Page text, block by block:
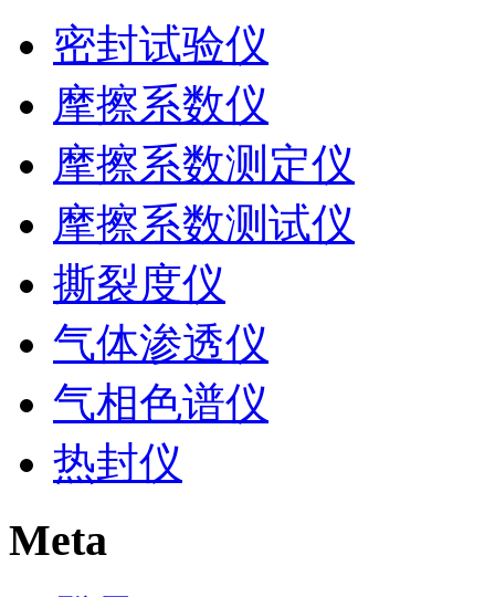
密封试验仪
摩擦系数仪
摩擦系数测定仪
摩擦系数测试仪
撕裂度仪
气体渗透仪
气相色谱仪
热封仪
Meta